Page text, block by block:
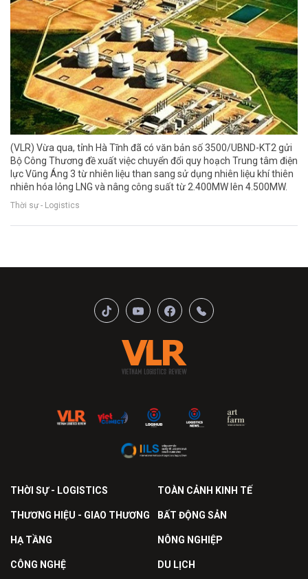
(VLR) Vừa qua, tỉnh Hà Tĩnh đã có văn bản số 3500/UBND-KT2 gửi
Bộ Công Thương đề xuất việc chuyển đổi quy hoạch Trung tâm điện
lực Vũng Áng 3 từ nhiên liệu than sang sử dụng nhiên liệu khí thiên
nhiên hóa lỏng LNG và nâng công suất từ 2.400MW lên 4.500MW.
Thời sự - Logistics
THỜI SỰ - LOGISTICS TOÀN CẢNH KINH TẾ
THƯƠNG HIỆU - GIAO THƯƠNG BẤT ĐỘNG SẢN
HẠ TẦNG NÔNG NGHIỆP
CÔNG NGHỆ DU LỊCH